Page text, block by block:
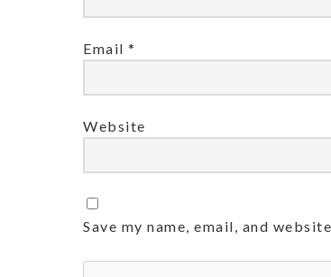
Email *
Website
Save my name, email, and